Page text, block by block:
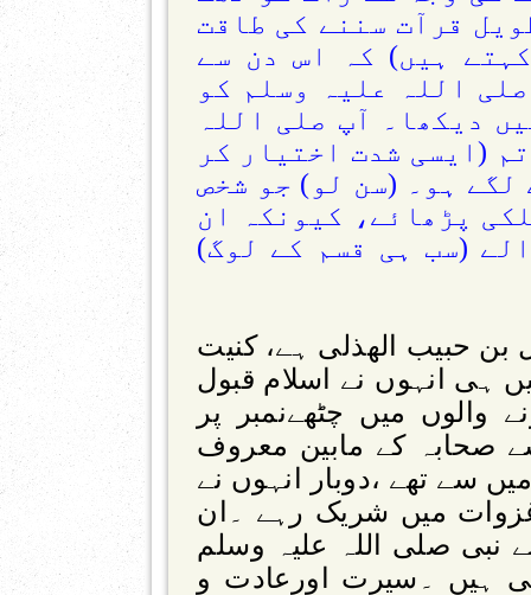
قرآت سننے کی طاقت
ہیں) کہ اس دن سے
اللہ علیہ وسلم کو
دیکھا۔ آپ صلی اللہ
(ایسی شدت اختیار کر
لگے ہو۔ (سن لو) جو شخص
پڑھائے، کیونکہ ان
(سب ہی قسم کے لوگ)
بن حبیب الھذلی ہے، کنیت
ہی انہوں نے اسلام قبول
والوں میں چٹھےنمبر پر
صحابہ کے مابین معروف
سے تھے ،دوبار انہوں نے
میں شریک رہے ۔ان
صلی اللہ علیہ وسلم
ہیں ۔سیرت اورعادت و